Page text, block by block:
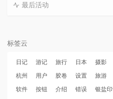
最后活动
标签云
日记 游记 旅行 日本 摄影
杭州
用户 胶卷 设置 旅游
软件
按钮 介绍 错误 银盐